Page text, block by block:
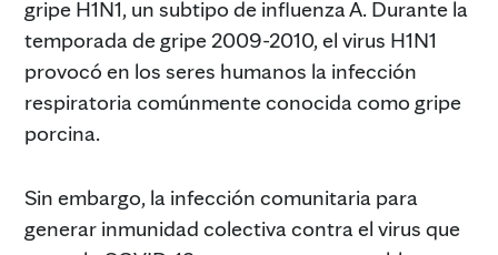
gripe H1N1, un subtipo de influenza A. Durante la
temporada de gripe 2009-2010, el virus H1N1
provocó en los seres humanos la infección
respiratoria comúnmente conocida como gripe
porcina.
Sin embargo, la infección comunitaria para
generar inmunidad colectiva contra el virus que